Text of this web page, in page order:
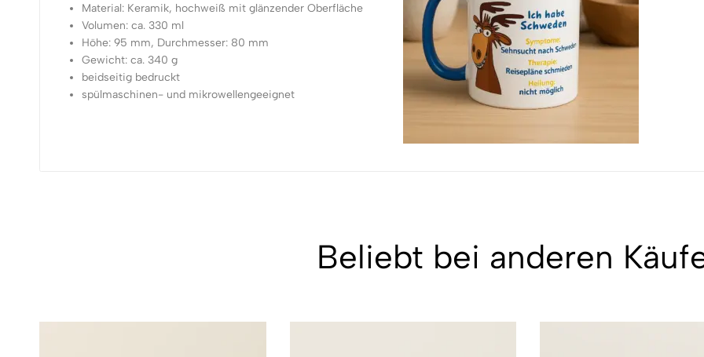
Material: Keramik, hochweiß mit glänzender Oberfläche
Volumen: ca. 330 ml
Höhe: 95 mm, Durchmesser: 80 mm
Gewicht: ca. 340 g
beidseitig bedruckt
spülmaschinen- und mikrowellengeeignet
Beliebt bei anderen